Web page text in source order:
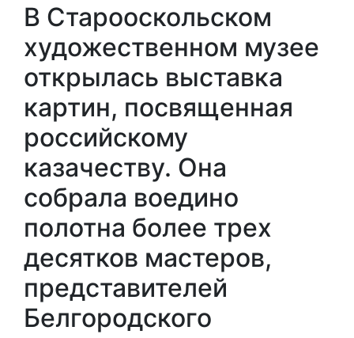
В Старооскольском
художественном музее
открылась выставка
картин, посвященная
российскому
казачеству. Она
собрала воедино
полотна более трех
десятков мастеров,
представителей
Белгородского